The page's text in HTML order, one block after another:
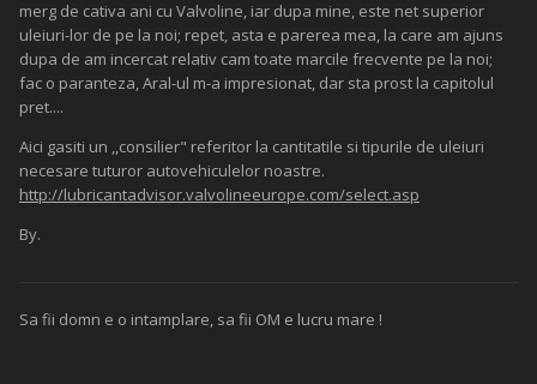
merg de cativa ani cu Valvoline, iar dupa mine, este net superior
uleiuri-lor de pe la noi; repet, asta e parerea mea, la care am ajuns
dupa de am incercat relativ cam toate marcile frecvente pe la noi;
fac o paranteza, Aral-ul m-a impresionat, dar sta prost la capitolul
pret....
Aici gasiti un ,,consilier" referitor la cantitatile si tipurile de uleiuri
necesare tuturor autovehiculelor noastre.
http://lubricantadvisor.valvolineeurope.com/select.asp
By.
Sa fii domn e o intamplare, sa fii OM e lucru mare !